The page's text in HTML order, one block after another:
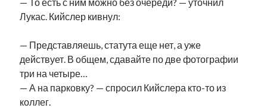
Лукас. Кийслер кивнул:
— Представляешь, статута еще нет, а уже
действует. В общем, сдавайте по две фотографии
три на четыре…
— А на парковку? — спросил Кийслера кто-то из
коллег.